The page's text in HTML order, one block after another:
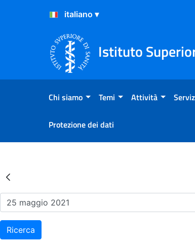
Salta al Contenuto
Salta al Footer
Istituto
Chi siamo Temi Attività
Protezione dei dati
Risultati della Ricerca -
Ricerca